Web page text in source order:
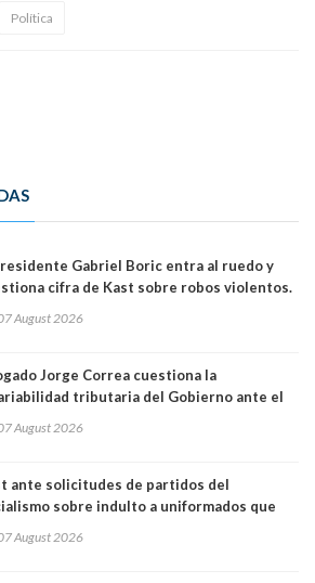
Política
Gabriel Boric entra al ruedo y
cifra de Kast sobre robos violentos.
August 2026
Jorge Correa cuestiona la
tributaria del Gobierno ante el
y "defendemos la alternancia en el
August 2026
ante solicitudes de partidos del
sobre indulto a uniformados que
August 2026